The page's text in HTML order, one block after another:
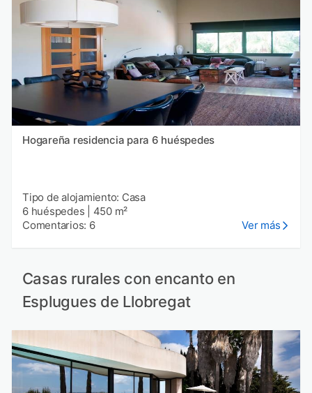
Hogareña residencia para 6 huéspedes
Tipo de alojamiento: Casa
6 huéspedes
450 m²
Comentarios: 6
Ver más
Casas rurales con encanto en
Esplugues de Llobregat